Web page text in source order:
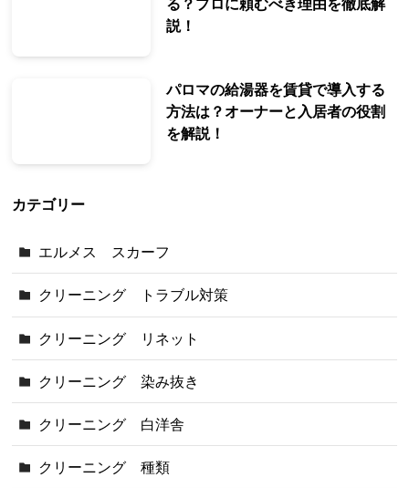
る？プロに頼むべき理由を徹底解
説！
パロマの給湯器を賃貸で導入する
方法は？オーナーと入居者の役割
を解説！
カテゴリー
エルメス スカーフ
クリーニング トラブル対策
クリーニング リネット
クリーニング 染み抜き
クリーニング 白洋舎
クリーニング 種類